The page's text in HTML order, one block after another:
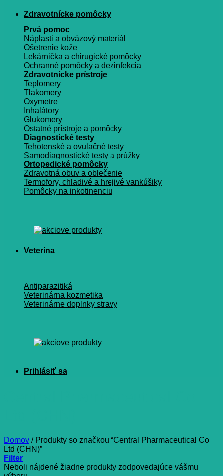
Zdravotnícke pomôcky
Prvá pomoc
Náplasti a obväzový materiál
Ošetrenie kože
Lekárnička a chirugické pomôcky
Ochranné pomôcky a dezinfekcia
Zdravotnícke prístroje
Teplomery
Tlakomery
Oxymetre
Inhalátory
Glukomery
Ostatné prístroje a pomôcky
Diagnostické testy
Tehotenské a ovulačné testy
Samodiagnostické testy a prúžky
Ortopedické pomôcky
Zdravotná obuv a oblečenie
Termofory, chladivé a hrejivé vankúšiky
Pomôcky na inkotinenciu
Veterina
Antiparazitiká
Veterinárna kozmetika
Veterinárne doplnky stravy
Domov /Produkty so značkou “Central Pharmaceutical Co
Ltd (CHN)”
Filter
Neboli nájdené žiadne produkty zodpovedajúce vášmu